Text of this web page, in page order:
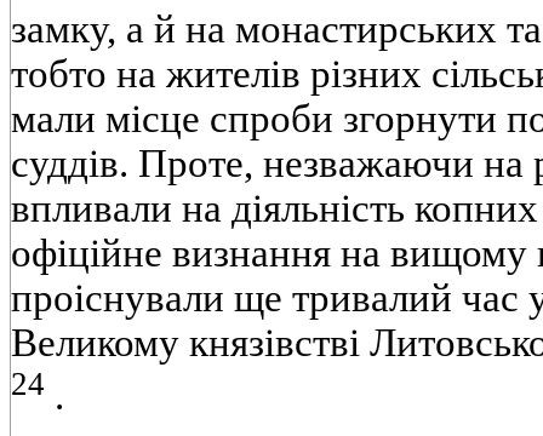
замку, а й на монастирських
тобто на жителів різних
мали місце спроби згорнути
суддів. Проте, незважаючи
впливали на діяльність
офіційне визнання на вищому
проіснували ще тривалий час
Великому князівстві
24 .